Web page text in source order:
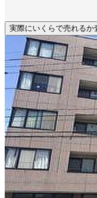
実際にいくらで売れるか